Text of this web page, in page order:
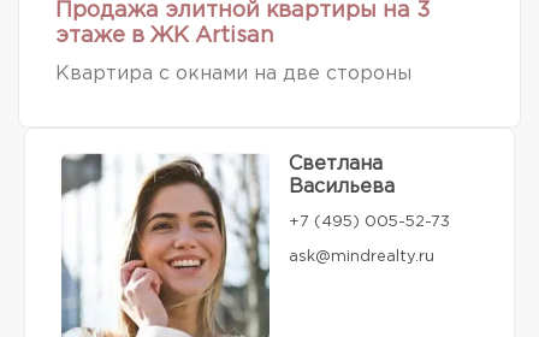
Продажа элитной квартиры на 3
этаже в ЖК Artisan
Квартира с окнами на две стороны
Светлана
Васильева
+7 (495) 005-52-73
ask@mindrealty.ru